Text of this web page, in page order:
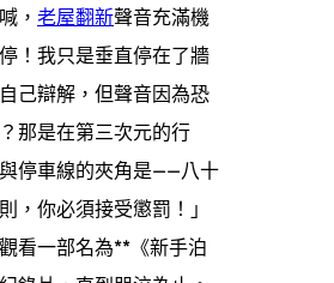
， 老屋翻新聲音充滿機
！我只是垂直停在了牆
己辯解，但聲音因為恐
那是在第三次元的行
停車線的夾角是——八十
，你必須接受懲罰！」
看一部名為**《新手泊